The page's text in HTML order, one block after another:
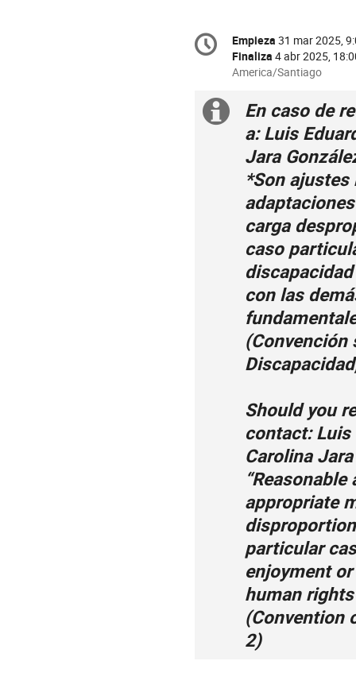
Conference
information
Fecha/Hora
Empieza 31 mar 2025,
Finaliza 4 abr 2025,
All
America/Santiago
America/Santiago
Información
extra
En caso de
a: Luis
Jara
*Son
carga
caso
con las
(Convención
Should you
contact:
Carolina
appropriate
particular
enjoyment
human
(Convention
2)